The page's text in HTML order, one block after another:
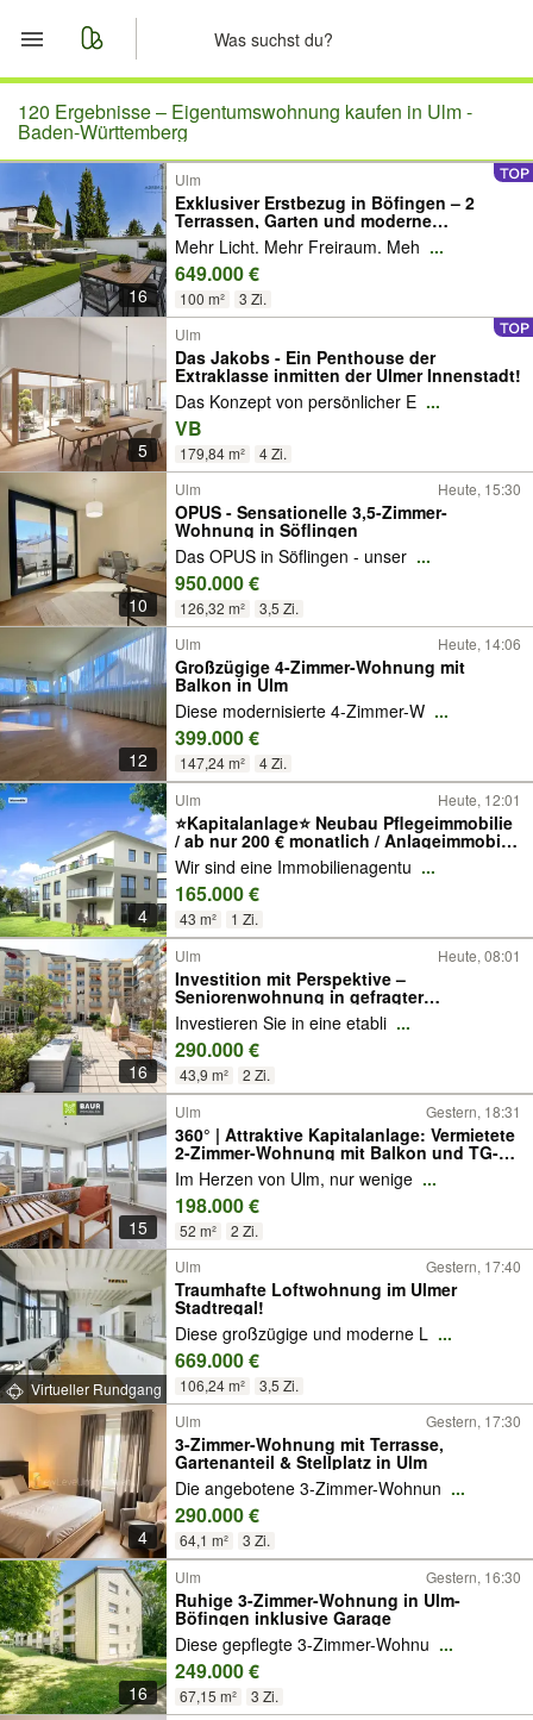
Start
Merkliste
Nachrichten
Anzeige aufgeben
120 Ergebnisse – Eigentumswohnung kaufen in Ulm -
Baden-Württemberg
16
Ulm
Exklusiver Erstbezug in Böfingen – 2
Terrassen, Garten und moderne
Ausstattung!
Mehr Licht. Mehr Freiraum. Meh ...
649.000 €
100 m² 3 Zi.
5
Ulm
Das Jakobs - Ein Penthouse der
Extraklasse inmitten der Ulmer Innenstadt!
Das Konzept von persönlicher E ...
VB
179,84 m² 4 Zi.
10
Ulm Heute, 15:30
OPUS - Sensationelle 3,5-Zimmer-
Wohnung in Söflingen
Das OPUS in Söflingen - unser ...
950.000 €
126,32 m² 3,5 Zi.
12
Ulm Heute, 14:06
Großzügige 4-Zimmer-Wohnung mit
Balkon in Ulm
Diese modernisierte 4-Zimmer-W ...
399.000 €
147,24 m² 4 Zi.
4
Ulm Heute, 12:01
⭐Kapitalanlage⭐ Neubau Pflegeimmobilie
/ ab nur 200 € monatlich / Anlageimmobilie
| Investment | Altersvorsorge
Wir sind eine Immobilienagentu ...
165.000 €
43 m² 1 Zi.
16
Ulm Heute, 08:01
Investition mit Perspektive –
Seniorenwohnung in gefragter
Wohnanlage
Investieren Sie in eine etabli ...
290.000 €
43,9 m² 2 Zi.
15
Ulm Gestern, 18:31
360° | Attraktive Kapitalanlage: Vermietete
2-Zimmer-Wohnung mit Balkon und TG-
Stellplatz in Ulm-Mitte
Im Herzen von Ulm, nur wenige ...
198.000 €
52 m² 2 Zi.
Virtueller Rundgang
Ulm Gestern, 17:40
Traumhafte Loftwohnung im Ulmer
Stadtregal!
Diese großzügige und moderne L ...
669.000 €
106,24 m² 3,5 Zi.
4
Ulm Gestern, 17:30
3-Zimmer-Wohnung mit Terrasse,
Gartenanteil & Stellplatz in Ulm
Die angebotene 3-Zimmer-Wohnun ...
290.000 €
64,1 m² 3 Zi.
16
Ulm Gestern, 16:30
Ruhige 3-Zimmer-Wohnung in Ulm-
Böfingen inklusive Garage
Diese gepflegte 3-Zimmer-Wohnu ...
249.000 €
67,15 m² 3 Zi.